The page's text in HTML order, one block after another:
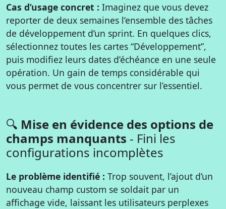
Cas d’usage concret : Imaginez que vous devez
reporter de deux semaines l’ensemble des tâches
de développement d’un sprint. En quelques clics,
sélectionnez toutes les cartes “Développement”,
puis modifiez leurs dates d’échéance en une seule
opération. Un gain de temps considérable qui
vous permet de vous concentrer sur l’essentiel.
🔍 Mise en évidence des options de
champs manquants - Fini les
configurations incomplètes
Le problème identifié : Trop souvent, l’ajout d’un
nouveau champ custom se soldait par un
affichage vide, laissant les utilisateurs perplexes